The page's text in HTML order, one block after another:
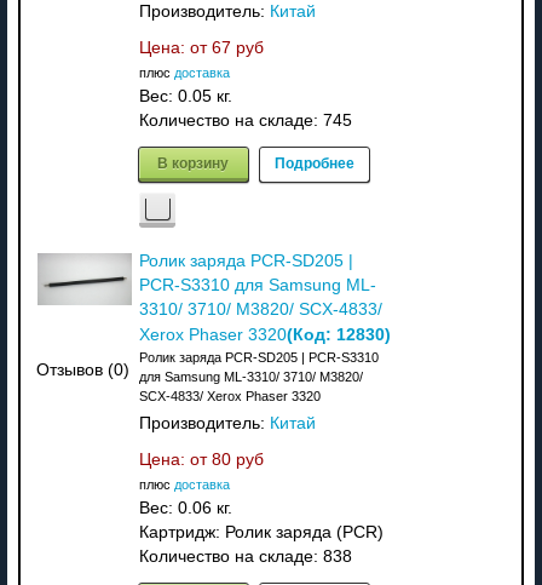
Производитель: Китай
Цена: от 67 руб
плюс доставка
Вес: 0.05 кг.
Количество на складе: 745
В корзину Подробнее
Отзывов (0)
Ролик заряда PCR-SD205 |
PCR-S3310 для Samsung ML-
3310/ 3710/ M3820/ SCX-4833/
Xerox Phaser 3320(Код: 12830)
Ролик заряда PCR-SD205 | PCR-S3310
для Samsung ML-3310/ 3710/ M3820/
SCX-4833/ Xerox Phaser 3320
Производитель: Китай
Цена: от 80 руб
плюс доставка
Вес: 0.06 кг.
Картридж: Ролик заряда (PCR)
Количество на складе: 838